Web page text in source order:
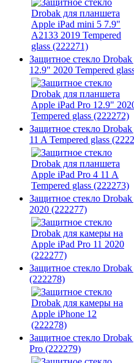
Защитное стекло
12.9" 2020 Tempered
Защитное стекло
11 A Tempered glass
Защитное стекло
2020 (222277)
Защитное стекло
(222278)
Защитное стекло
Pro (222279)